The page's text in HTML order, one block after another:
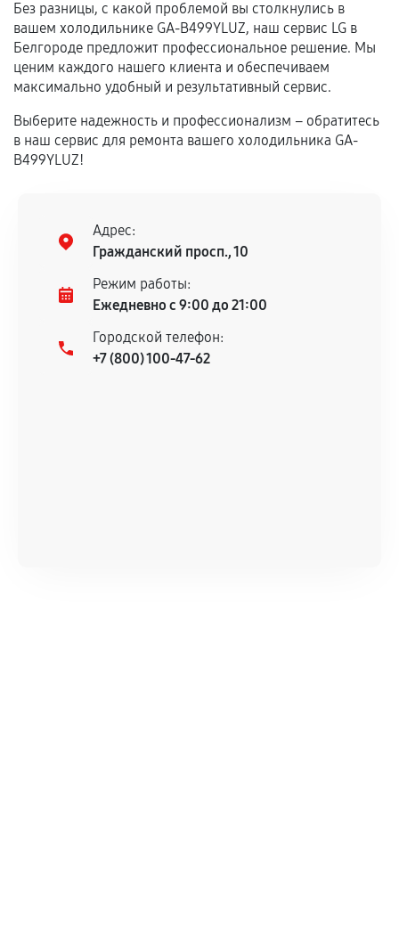
Без разницы, с какой проблемой вы столкнулись в
вашем холодильнике GA-B499YLUZ, наш сервис LG в
Белгороде предложит профессиональное решение. Мы
ценим каждого нашего клиента и обеспечиваем
максимально удобный и результативный сервис.
Выберите надежность и профессионализм – обратитесь
в наш сервис для ремонта вашего холодильника GA-
B499YLUZ!
Адрес:
Гражданский просп., 10
Режим работы:
Ежедневно с 9:00 до 21:00
Городской телефон:
+7 (800) 100-47-62